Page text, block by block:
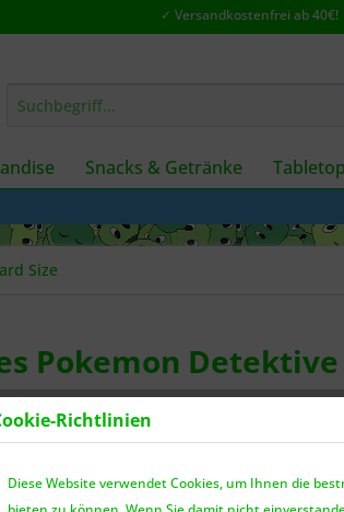
✓ Versandkostenfrei ab 40€!
Snacks & Getränke
Size
Pokemon
Richtlinien
Diese Website verwendet Cookies, um Ihnen die